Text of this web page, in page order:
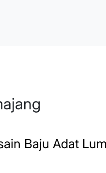
Baju Adat